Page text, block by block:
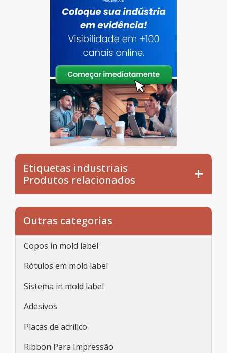
Etiquetas industriais
Produtos relacionados
Outras categorias
Copos in mold label
Rótulos em mold label
Sistema in mold label
Adesivos
Placas de acrílico
Ribbon Para Impressão